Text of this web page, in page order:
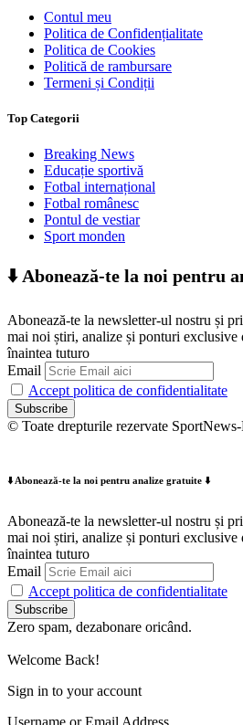
Contul meu
Politica de Confidențialitate
Politica de Cookies
Politică de rambursare
Termeni și Condiții
Top Categorii
Breaking News
Educație sportivă
Fotbal internațional
Fotbal românesc
Pontul de vestiar
Sport monden
⬇️ Abonează-te la noi pentru
Abonează-te la newsletter-ul nostru și
mai noi știri, analize și ponturi
înaintea tuturo
Email
Accept politica de confidentialitate
© Toate drepturile rezervate
⬇️ Abonează-te la noi pentru analize gratuite ⬇️
Abonează-te la newsletter-ul nostru și
mai noi știri, analize și ponturi
înaintea tuturo
Email
Accept politica de confidentialitate
Zero spam, dezabonare oricând.
Welcome Back!
Sign in to your account
Username or Email Address